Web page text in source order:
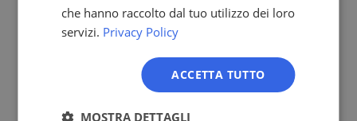
Estrai la lista– con LeadScraper filtra per
status di gruppo, numero di dipendenti e
focus settoriale. Tieni separati il gruppo e le
medie dimensioni.
PL
che hanno raccolto dal tuo utilizzo dei loro
servizi. Privacy Policy
ACCETTA TUTTO
MOSTRA DETTAGLI